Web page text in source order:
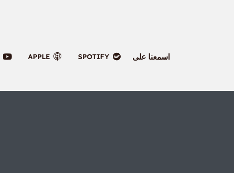
اسمعنا على SPOTIFY
APPLE